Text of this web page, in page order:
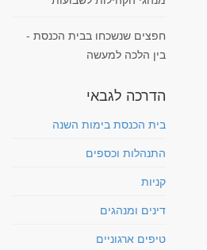
חפצים שנשכחו בבית הכנסת -
בין הלכה למעשה
הדרכה לגבאי
בית הכנסת בימות השנה
התנהלות וכספים
קניות
דינים ומנהגים
טיפים ארגוניים